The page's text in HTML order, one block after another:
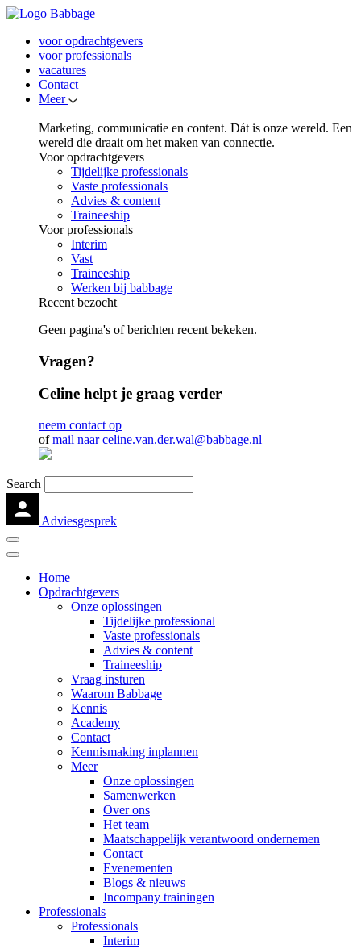
voor opdrachtgevers
voor professionals
vacatures
Contact
Meer
Marketing, communicatie en content. Dát is onze wereld. Een
wereld die draait om het maken van connectie.
Voor opdrachtgevers
Tijdelijke professionals
Vaste professionals
Advies & content
Traineeship
Voor professionals
Interim
Vast
Traineeship
Werken bij babbage
Recent bezocht
Geen pagina's of berichten recent bekeken.
Vragen?
Celine helpt je graag verder
neem contact op
of mail naar celine.van.der.wal@babbage.nl
Search
Adviesgesprek
Home
Opdrachtgevers
Onze oplossingen
Tijdelijke professional
Vaste professionals
Advies & content
Traineeship
Vraag insturen
Waarom Babbage
Kennis
Academy
Contact
Kennismaking inplannen
Meer
Onze oplossingen
Samenwerken
Over ons
Het team
Maatschappelijk verantwoord ondernemen
Contact
Evenementen
Blogs & nieuws
Incompany trainingen
Professionals
Professionals
Interim